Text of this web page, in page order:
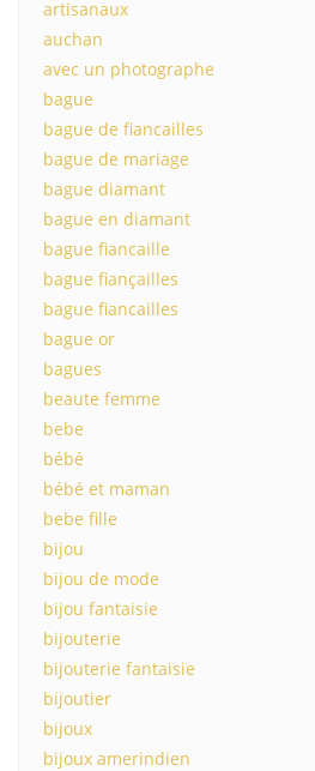
artisanaux
auchan
avec un photographe
bague
bague de fiancailles
bague de mariage
bague diamant
bague en diamant
bague fiancaille
bague fiançailles
bague fiancailles
bague or
bagues
beaute femme
bebe
bébé
bébé et maman
bebe fille
bijou
bijou de mode
bijou fantaisie
bijouterie
bijouterie fantaisie
bijoutier
bijoux
bijoux amerindien